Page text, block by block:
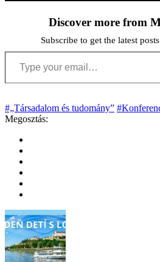
Discover more from
Subscribe to get the latest
Type your email…
#„Társadalom és tudomány”
Megosztás: